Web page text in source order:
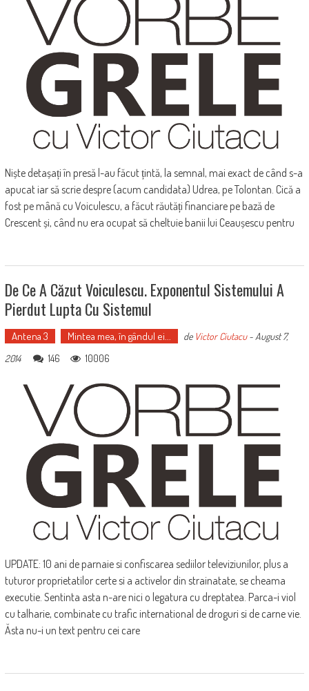
Niște detașați în presă l-au făcut țintă, la semnal, mai exact de când s-a
apucat iar să scrie despre (acum candidata) Udrea, pe Tolontan. Cică a
fost pe mână cu Voiculescu, a făcut răutăți financiare pe bază de
Crescent și, când nu era ocupat să cheltuie banii lui Ceaușescu pentru
De Ce A Căzut Voiculescu. Exponentul Sistemului A
Pierdut Lupta Cu Sistemul
Antena 3 Mintea mea, în gândul ei... de Victor Ciutacu-August 7,
2014
146 10006
UPDATE: 10 ani de parnaie si confiscarea sediilor televiziunilor, plus a
tuturor proprietatilor certe si a activelor din strainatate, se cheama
executie. Sentinta asta n-are nici o legatura cu dreptatea. Parca-i viol
cu talharie, combinate cu trafic international de droguri si de carne vie.
Ăsta nu-i un text pentru cei care